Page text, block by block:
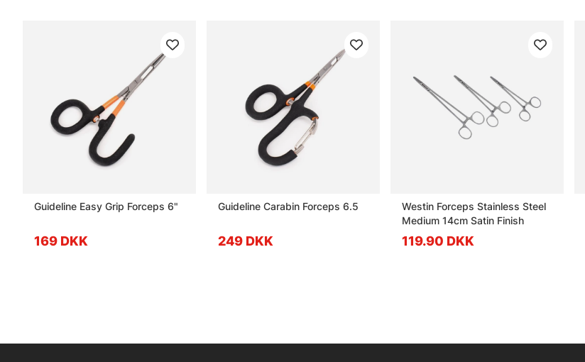
Guideline Easy Grip Forceps 6"
169 DKK
Guideline Carabin Forceps 6.5
249 DKK
Westin Forceps Stainless Steel
Medium 14cm Satin Finish
119.90 DKK